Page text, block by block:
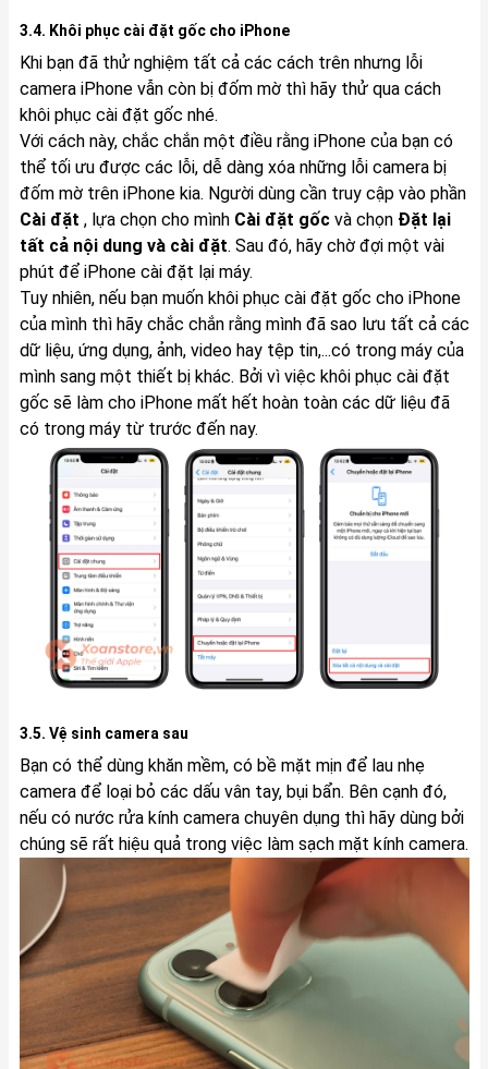
3.4. Khôi phục cài đặt gốc cho iPhone
Khi bạn đã thử nghiệm tất cả các cách trên nhưng lỗi
camera iPhone vẫn còn bị đốm mờ thì hãy thử qua cách
khôi phục cài đặt gốc nhé.
Với cách này, chắc chắn một điều rằng iPhone của bạn có
thể tối ưu được các lỗi, dễ dàng xóa những lỗi camera bị
đốm mờ trên iPhone kia. Người dùng cần truy cập vào phần
Cài đặt , lựa chọn cho mình Cài đặt gốcvà chọn Đặt lại
tất cả nội dung và cài đặt. Sau đó, hãy chờ đợi một vài
phút để iPhone cài đặt lại máy.
Tuy nhiên, nếu bạn muốn khôi phục cài đặt gốc cho iPhone
của mình thì hãy chắc chắn rằng mình đã sao lưu tất cả các
dữ liệu, ứng dụng, ảnh, video hay tệp tin,...có trong máy của
mình sang một thiết bị khác. Bởi vì việc khôi phục cài đặt
gốc sẽ làm cho iPhone mất hết hoàn toàn các dữ liệu đã
có trong máy từ trước đến nay.
3.5. Vệ sinh camera sau
Bạn có thể dùng khăn mềm, có bề mặt mịn để lau nhẹ
camera để loại bỏ các dấu vân tay, bụi bẩn. Bên cạnh đó,
nếu có nước rửa kính camera chuyên dụng thì hãy dùng bởi
chúng sẽ rất hiệu quả trong việc làm sạch mặt kính camera.